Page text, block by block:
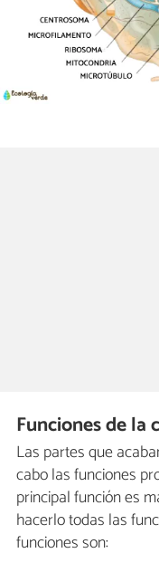
Funciones de la
Las partes que
cabo las funciones
principal función es
hacerlo todas las
funciones son: